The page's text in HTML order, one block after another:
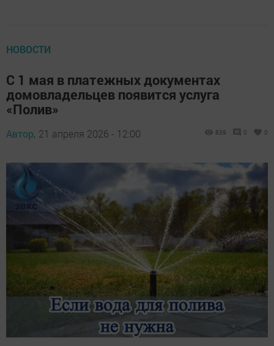
НОВОСТИ
С 1 мая в платежных документах
домовладельцев появится услуга
«Полив»
Автор, 21 апреля 2026 - 12:00 839 0 0